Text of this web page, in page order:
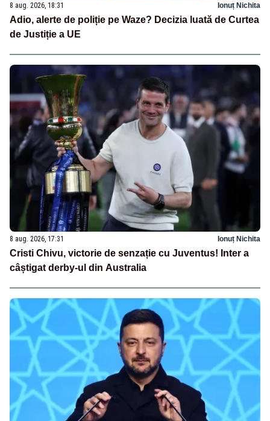
8 aug. 2026, 18:31 Ionuț Nichita
Adio, alerte de poliție pe Waze? Decizia luată de Curtea
de Justiție a UE
8 aug. 2026, 17:31 Ionuț Nichita
Cristi Chivu, victorie de senzație cu Juventus! Inter a
câștigat derby-ul din Australia